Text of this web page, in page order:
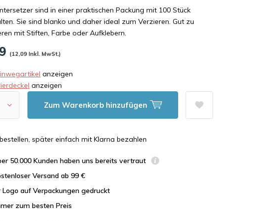
sind in einer praktischen Packung mit 100 Stück
Sie sind blanko und daher ideal zum Verzieren. Gut zu
mit Stiften, Farbe oder Aufklebern.
(12,09 Inkl. MwSt.)
anzeigen
anzeigen
Zum Warenkorb hinzufügen
später einfach mit Klarna bezahlen
50.000 Kunden haben uns bereits vertraut
Versand ab 99 €
Logo auf Verpackungen gedruckt
zum besten Preis